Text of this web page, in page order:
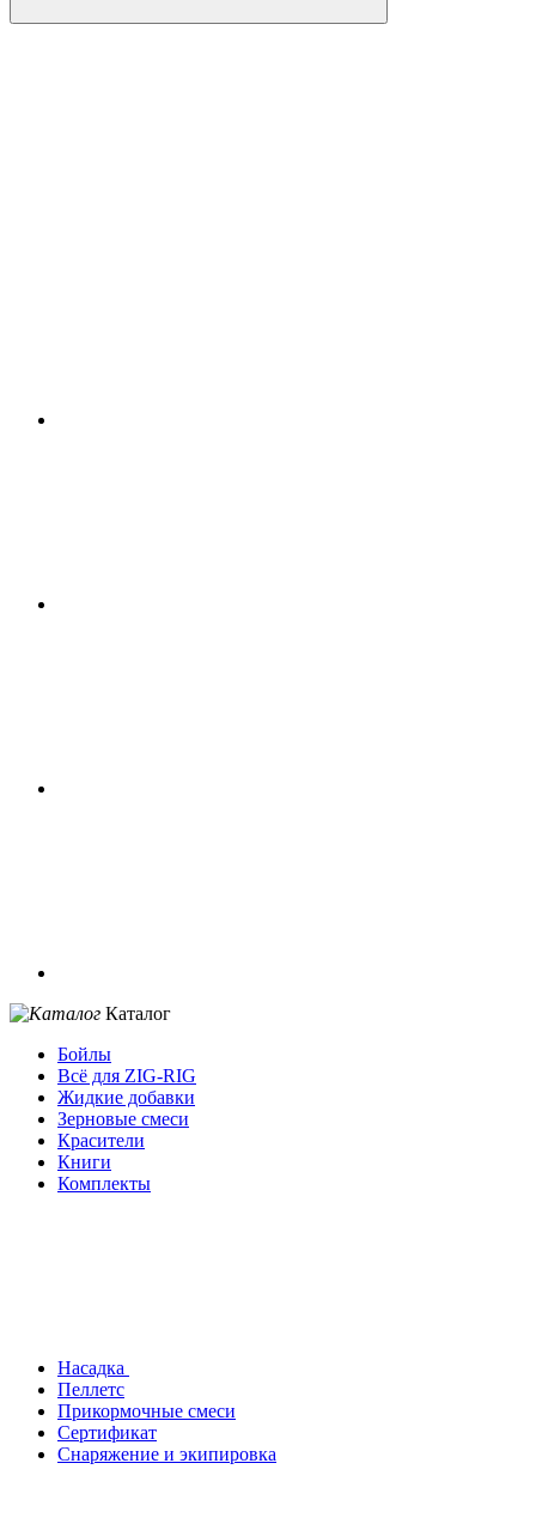
Каталог
Бойлы
Всё для ZIG-RIG
Жидкие добавки
Зерновые смеси
Красители
Книги
Комплекты
Насадка
Пеллетс
Прикормочные смеси
Сертификат
Снаряжение и экипировка